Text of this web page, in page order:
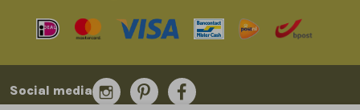
Social media